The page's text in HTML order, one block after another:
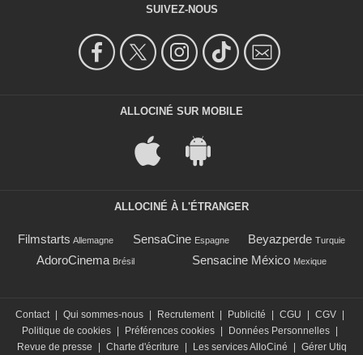
SUIVEZ-NOUS
ALLOCINÉ SUR MOBILE
ALLOCINÉ À L'ÉTRANGER
Filmstarts Allemagne SensaCine Espagne Beyazperde Turquie
AdoroCinema Brésil Sensacine México Mexique
Contact Qui sommes-nous Recrutement Publicité CGU CGV
Politique de cookies
Préférences cookies Données Personnelles
Revue de presse
Charte d'écriture Les services AlloCiné Gérer Utiq